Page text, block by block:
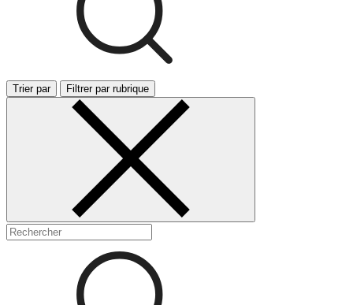
Trier par Filtrer par rubrique